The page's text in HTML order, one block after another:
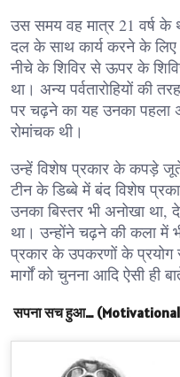
उस समय वह मात्र 21 वर्ष के
दल के साथ कार्य करने के लिए
नीचे के शिविर से ऊपर के
था। अन्य पर्वतारोहियों की
पर चढ़ने का यह उनका
रोमांचक थी।
उन्हें विशेष प्रकार के कपड़े
टीन के डिब्बे में बंद विशेष
उनका बिस्तर भी अनोखा था,
था। उन्होंने चढ़ने की कला में
प्रकार के उपकरणों के प्रयोग
मार्गों को चुनना आदि ऐसी ही
सपना सच हुआ…